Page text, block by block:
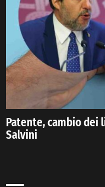
Patente, cambio dei
Salvini